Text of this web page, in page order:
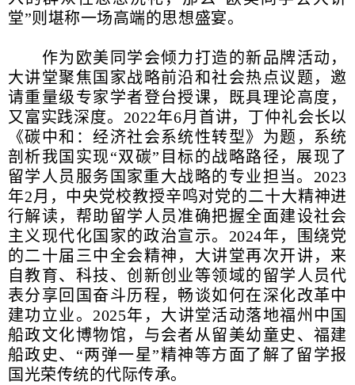
堂”则堪称一场高端的思想盛宴。
作为欧美同学会倾力打造的新品牌活动，
大讲堂聚焦国家战略前沿和社会热点议题，邀
请重量级专家学者登台授课，既具理论高度，
又富实践深度。2022年6月首讲，丁仲礼会长以
《碳中和：经济社会系统性转型》为题，系统
剖析我国实现“双碳”目标的战略路径，展现了
留学人员服务国家重大战略的专业担当。2023
年2月，中央党校教授辛鸣对党的二十大精神进
行解读，帮助留学人员准确把握全面建设社会
主义现代化国家的政治宣示。2024年，围绕党
的二十届三中全会精神，大讲堂再次开讲，来
自教育、科技、创新创业等领域的留学人员代
表分享回国奋斗历程，畅谈如何在深化改革中
建功立业。2025年，大讲堂活动落地福州中国
船政文化博物馆，与会者从留美幼童史、福建
船政史、“两弹一星”精神等方面了解了留学报
国光荣传统的代际传承。